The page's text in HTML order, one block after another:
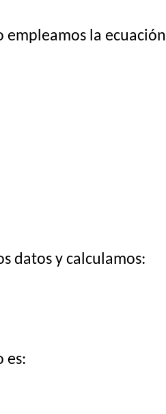
empleamos la ecuación
datos y calculamos:
es: